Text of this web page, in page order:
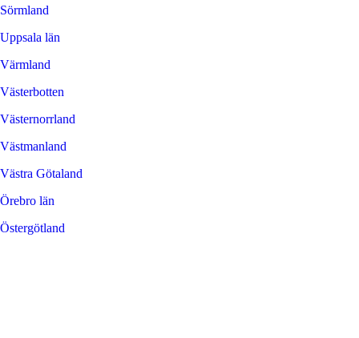
Sörmland
Uppsala län
Värmland
Västerbotten
Västernorrland
Västmanland
Västra Götaland
Örebro län
Östergötland